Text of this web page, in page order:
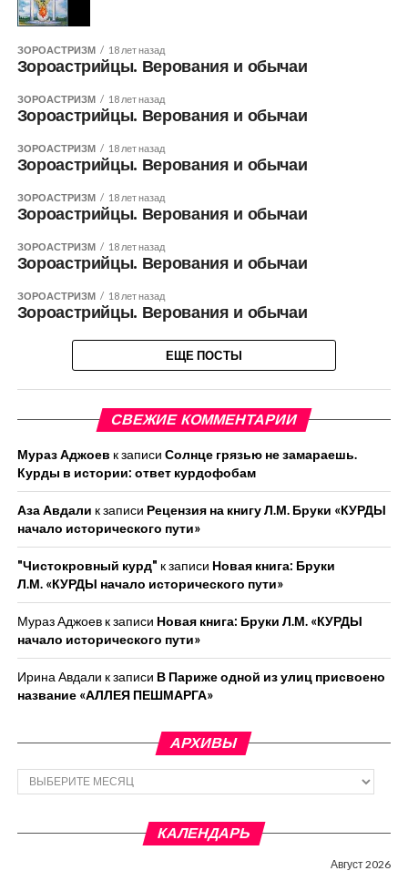
ЗОРОАСТРИЗМ 18 лет назад
Зороастрийцы. Верования и обычаи
ЗОРОАСТРИЗМ 18 лет назад
Зороастрийцы. Верования и обычаи
ЗОРОАСТРИЗМ 18 лет назад
Зороастрийцы. Верования и обычаи
ЗОРОАСТРИЗМ 18 лет назад
Зороастрийцы. Верования и обычаи
ЗОРОАСТРИЗМ 18 лет назад
Зороастрийцы. Верования и обычаи
ЗОРОАСТРИЗМ 18 лет назад
Зороастрийцы. Верования и обычаи
ЕЩЕ ПОСТЫ
СВЕЖИЕ КОММЕНТАРИИ
Мураз Аджоев к записи Солнце грязью не замараешь.
Курды в истории: ответ курдофобам
Аза Авдали к записи Рецензия на книгу Л.М. Бруки «КУРДЫ
начало исторического пути»
"Чистокровный курд" к записи Новая книга: Бруки
Л.М. «КУРДЫ начало исторического пути»
Мураз Аджоевк записи Новая книга: Бруки Л.М. «КУРДЫ
начало исторического пути»
Ирина Авдали к записи В Париже одной из улиц присвоено
название «АЛЛЕЯ ПЕШМАРГА»
АРХИВЫ
Архивы
КАЛЕНДАРЬ
Август 2026